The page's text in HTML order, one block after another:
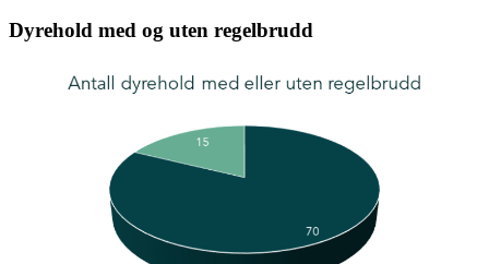
Dyrehold med og uten regelbrudd